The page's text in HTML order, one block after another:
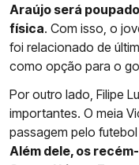
Araújo será
física. Com isso, o
foi relacionado de
como opção para o
Por outro lado, Filipe
importantes. O meia
passagem pelo
Além dele, os